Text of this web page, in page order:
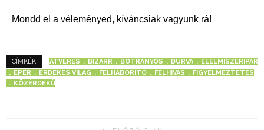
Mondd el a véleményed, kíváncsiak vagyunk rá!
CÍMKÉK ÁTVERÉS BIZARR BOTRÁNYOS DURVA
ÉLELMISZERIPAR
EPER
ÉRDEKES VILÁG FELHÁBORÍTÓ FELHÍVÁS
FIGYELMEZTETÉS
KÖZÉRDEKŰ